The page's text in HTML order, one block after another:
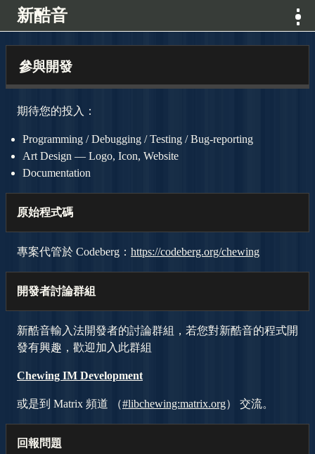
新酷音
特色
展示
開發
參與開發
期待您的投入：
Programming / Debugging / Testing / Bug-reporting
Art Design — Logo, Icon, Website
Documentation
原始程式碼
專案代管於 Codeberg： https://codeberg.org/chewing
開發者討論群組
新酷音輸入法開發者的討論群組，若您對新酷音的程式開
發有興趣，歡迎加入此群組
Chewing IM Development
或是到 Matrix 頻道 （#libchewing:matrix.org） 交流。
回報問題